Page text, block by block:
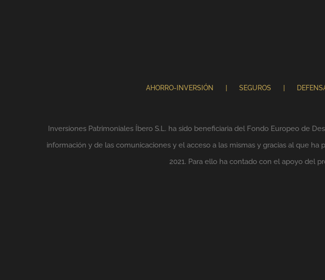
AHORRO-INVERSIÓN SEGUROS
Inversiones Patrimoniales Íbero S.L. ha sido beneficiaria del Fondo Europeo de
información y de las comunicaciones y el acceso a las mismas y gracias al que
2021. Para ello ha contado con el apoyo del